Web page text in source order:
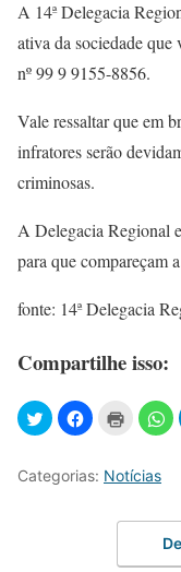
A 14ª Delegacia
ativa da sociedade que
nº 99 9 9155-8856.
Vale ressaltar que em
infratores serão
criminosas.
A Delegacia Regional
para que compareçam
fonte: 14ª Delegacia
Compartilhe isso:
Categorias: Notícias